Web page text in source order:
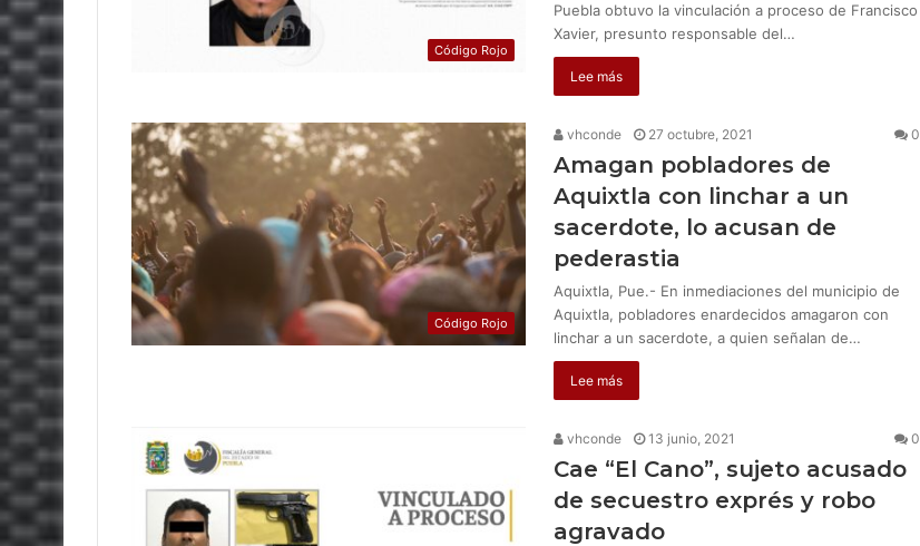
Código Rojo
Puebla obtuvo la vinculación a proceso de Francisco
Xavier, presunto responsable del…
Lee más
Código Rojo
vhconde 27 octubre, 2021 0
Amagan pobladores de
Aquixtla con linchar a un
sacerdote, lo acusan de
pederastia
Aquixtla, Pue.- En inmediaciones del municipio de
Aquixtla, pobladores enardecidos amagaron con
linchar a un sacerdote, a quien señalan de…
Lee más
vhconde 13 junio, 2021 0
Cae “El Cano”, sujeto acusado
de secuestro exprés y robo
agravado